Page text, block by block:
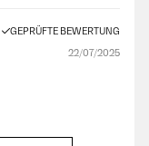
GEPRÜFTE BEWERTUNG
22/07/2025